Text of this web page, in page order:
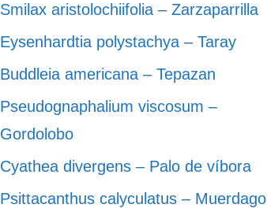
Smilax aristolochiifolia – Zarzaparrilla
Eysenhardtia polystachya – Taray
Buddleia americana – Tepazan
Pseudognaphalium viscosum –
Gordolobo
Cyathea divergens – Palo de víbora
Psittacanthus calyculatus – Muerdago